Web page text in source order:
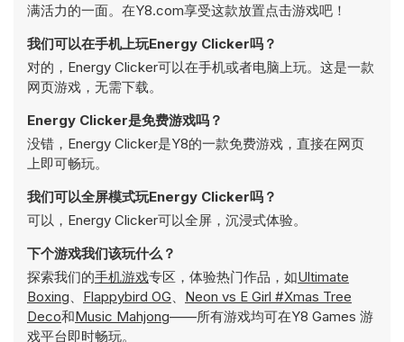
满活力的一面。在Y8.com享受这款放置点击游戏吧！
我们可以在手机上玩Energy Clicker吗？
对的，Energy Clicker可以在手机或者电脑上玩。这是一款
网页游戏，无需下载。
Energy Clicker是免费游戏吗？
没错，Energy Clicker是Y8的一款免费游戏，直接在网页
上即可畅玩。
我们可以全屏模式玩Energy Clicker吗？
可以，Energy Clicker可以全屏，沉浸式体验。
下个游戏我们该玩什么？
探索我们的手机游戏专区，体验热门作品，如Ultimate
Boxing、 Flappybird OG、 Neon vs E Girl #Xmas Tree
Deco和Music Mahjong——所有游戏均可在Y8 Games 游
戏平台即时畅玩。